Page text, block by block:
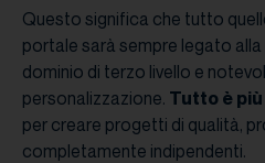
Questo significa che tutto
portale sarà sempre legato alla
dominio di terzo livello e
personalizzazione. Tutto è
per creare progetti di qualità,
completamente indipendenti.